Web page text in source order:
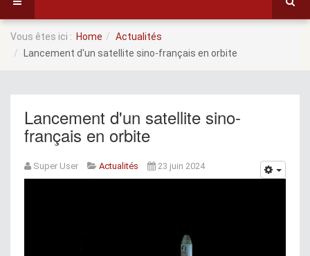
Vous êtes ici : Home
Actualités
Lancement d'un satellite sino-français en orbite
Lancement d'un satellite sino-
français en orbite
Super User Actualités 23 juin 2024